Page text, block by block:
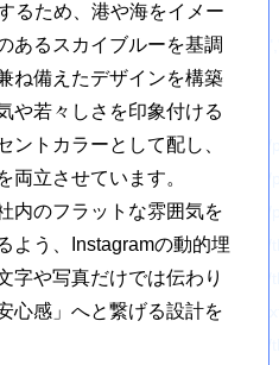
るため、港や海をイメー
あるスカイブルーを基調
ね備えたデザインを構築
や若々しさを印象付ける
ントカラーとして配し、
両立させています。
内のフラットな雰囲気を
よう、Instagramの動的埋
字や写真だけでは伝わり
心感」へと繋げる設計を
hajimecreate.com/wp-
hajimecreate.com/wp-
hajimecreate.com/wp-
hajimecreate.com/wp-
hajimecreate.com/wp-
cdn.jsdelivr.net/npm/shuffle-
hajimecreate.com/wp-